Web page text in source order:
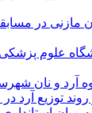
در
علوم
آرد و نان
توزیع آرد